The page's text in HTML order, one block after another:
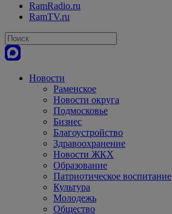
RamRadio.ru
RamTV.ru
Новости
Раменское
Новости округа
Подмосковье
Бизнес
Благоустройство
Здравоохранение
Новости ЖКХ
Образование
Патриотическое воспитание
Культура
Молодежь
Общество